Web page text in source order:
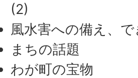
(2)
風水害への備え、
まちの話題
わが町の宝物